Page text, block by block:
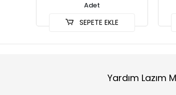
Adet
SEPETE EKLE
Yardım Lazım